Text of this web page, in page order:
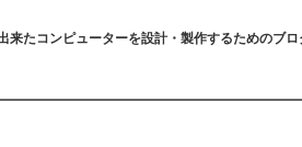
来たコンピューターを設計・製作するためのブロ